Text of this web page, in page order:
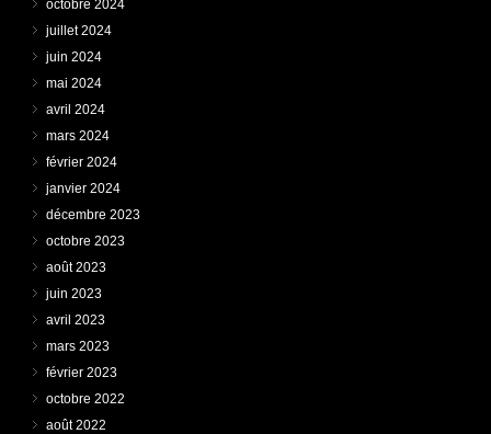
octobre 2024
juillet 2024
juin 2024
mai 2024
avril 2024
mars 2024
février 2024
janvier 2024
décembre 2023
octobre 2023
août 2023
juin 2023
avril 2023
mars 2023
février 2023
octobre 2022
août 2022